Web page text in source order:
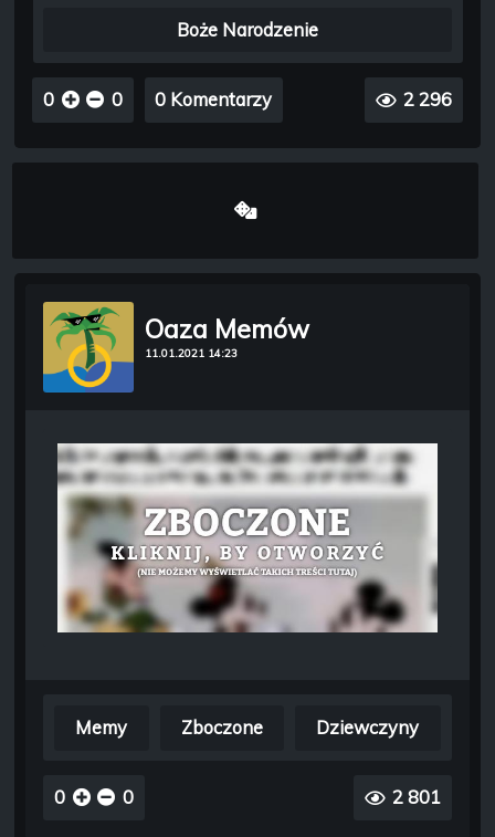
Boże Narodzenie
0 0 0 Komentarzy 2 296
Oaza Memów
11.01.2021 14:23
Memy Zboczone Dziewczyny
0 0 2 801